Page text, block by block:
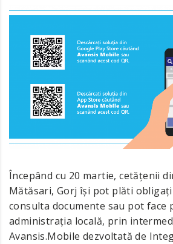
Începând cu 20 martie, cetățenii
Mătăsari, Gorj își pot plăti
consulta documente sau pot face
administrația locală, prin
Avansis.Mobile dezvoltată de